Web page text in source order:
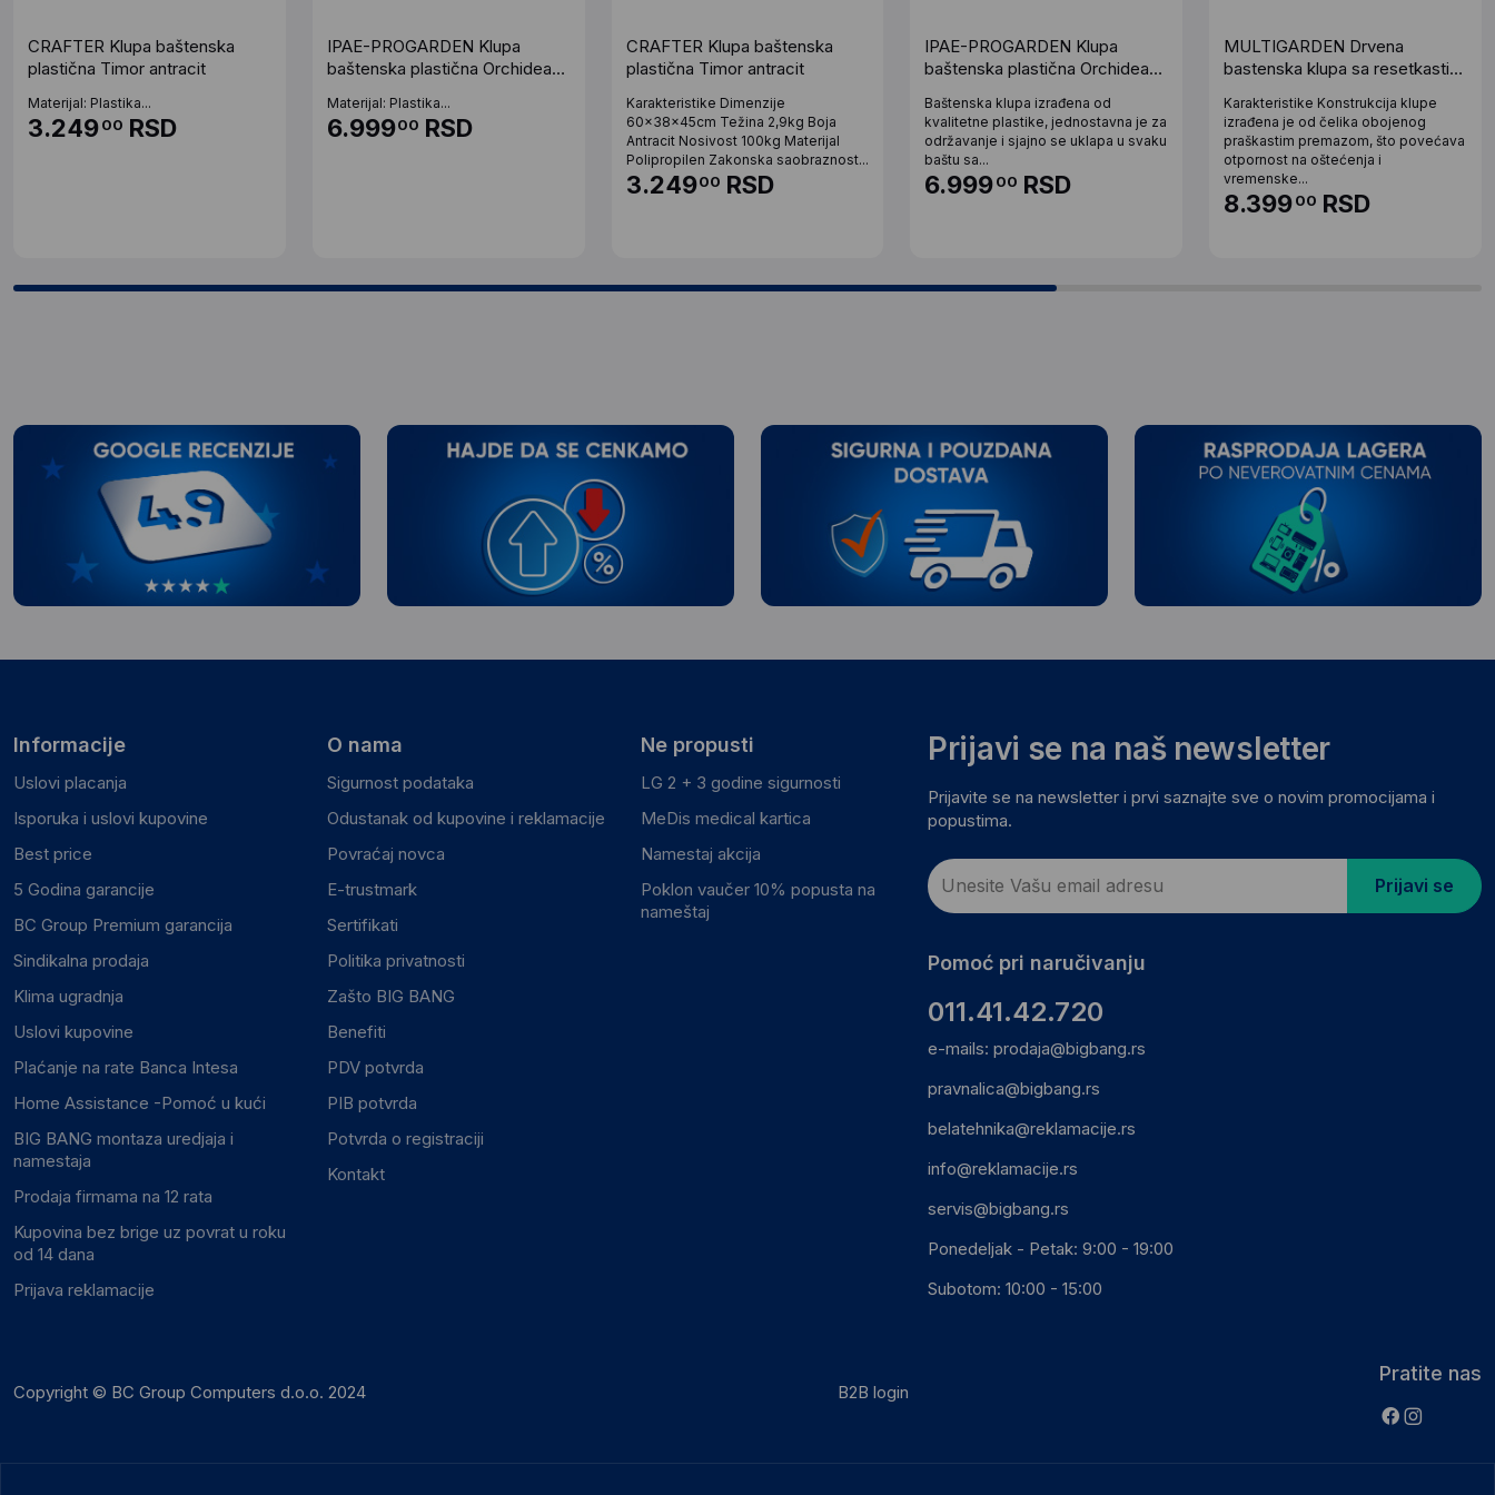
CRAFTER Klupa baštenska
plastična Timor antracit
Materijal: Plastika...
3.24900 RSD
IPAE-PROGARDEN Klupa
baštenska plastična Orchidea
Materijal: Plastika...
6.99900 RSD
CRAFTER Klupa baštenska
plastična Timor antracit
Karakteristike Dimenzije
60x38x45cm Težina 2,9kg Boja
Antracit Nosivost 100kg Materijal
Polipropilen Zakonska saobraznost...
3.24900 RSD
IPAE-PROGARDEN Klupa
baštenska plastična Orchidea
Baštenska klupa izrađena od
kvalitetne plastike, jednostavna je za
održavanje i sjajno se uklapa u svaku
baštu sa...
6.99900 RSD
MULTIGARDEN Drvena
bastenska klupa sa resetkastim
MultiGarden
Karakteristike Konstrukcija klupe
izrađena je od čelika obojenog
praškastim premazom, što povećava
otpornost na oštećenja i
vremenske...
8.39900 RSD
Informacije
Uslovi placanja
Isporuka i uslovi kupovine
Best price
5 Godina garancije
BC Group Premium garancija
Sindikalna prodaja
Klima ugradnja
Uslovi kupovine
Plaćanje na rate Banca Intesa
Home Assistance -Pomoć u kući
BIG BANG montaza uredjaja i
namestaja
Prodaja firmama na 12 rata
Kupovina bez brige uz povrat u roku
od 14 dana
Prijava reklamacije
O nama
Sigurnost podataka
Odustanak od kupovine i reklamacije
Povraćaj novca
E-trustmark
Sertifikati
Politika privatnosti
Zašto BIG BANG
Benefiti
PDV potvrda
PIB potvrda
Potvrda o registraciji
Kontakt
Ne propusti
LG 2 + 3 godine sigurnosti
MeDis medical kartica
Namestaj akcija
Poklon vaučer 10% popusta na
nameštaj
Prijavi se na naš newsletter
Prijavite se na newsletter i prvi saznajte sve o novim promocijama i
popustima.
Prijavi se
Pomoć pri naručivanju
011.41.42.720
e-mails: prodaja@bigbang.rs
pravnalica@bigbang.rs
belatehnika@reklamacije.rs
info@reklamacije.rs
servis@bigbang.rs
Ponedeljak - Petak: 9:00 - 19:00
Subotom: 10:00 - 15:00
Copyright © BC Group Computers d.o.o. 2024 B2B login
Pratite nas